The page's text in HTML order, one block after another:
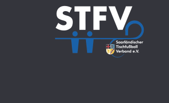
Zum Hauptinhalt springen